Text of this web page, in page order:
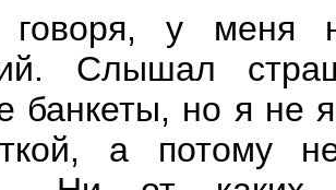
говоря, у меня
Слышал
банкеты, но я не
а потому